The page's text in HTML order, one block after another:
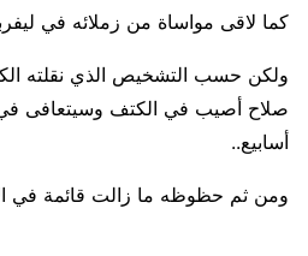
كما لاقى مواساة من زملائه في
ولكن حسب التشخيص الذي نقلته
أسابيع..
ومن ثم حظوظه ما زالت قائمة في